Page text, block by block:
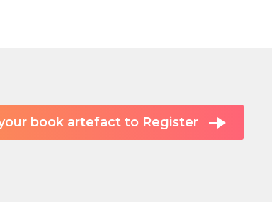
book artefact to Register